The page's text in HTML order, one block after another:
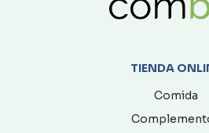
TIENDA
Comida